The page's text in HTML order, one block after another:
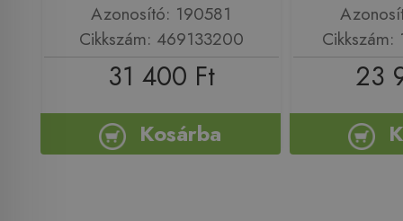
Azonosító: 190581
Cikkszám: 469133200
31 400 Ft
Kosárba
23